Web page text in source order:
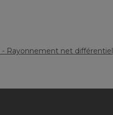
- Rayonnement net différentiel